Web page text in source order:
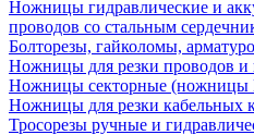
Ножницы гидравлические и
проводов со стальным
Болторезы, гайколомы,
Ножницы для резки проводов и
Ножницы секторные
Ножницы для резки кабельных
Тросорезы ручные и